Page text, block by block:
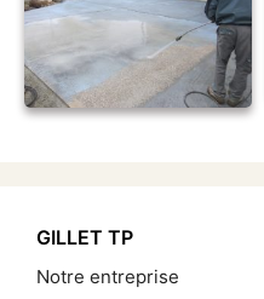
GILLET TP
Notre entreprise